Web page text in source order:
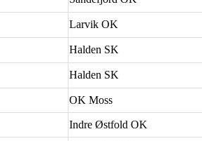
Larvik OK
Halden SK
Halden SK
OK Moss
Indre Østfold OK